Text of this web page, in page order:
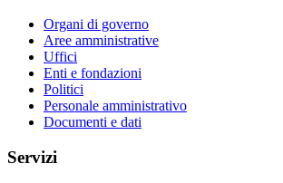
Organi di governo
Aree amministrative
Uffici
Enti e fondazioni
Politici
Personale amministrativo
Documenti e dati
Servizi